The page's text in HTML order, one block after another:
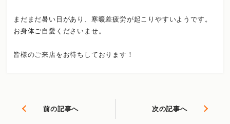
まだまだ暑い日があり、寒暖差疲労が起こりやすいようです。
お身体ご自愛くださいませ。
皆様のご来店をお待ちしております！
前の記事へ 次の記事へ